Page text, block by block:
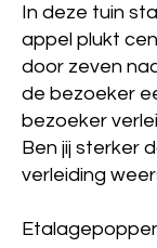
In deze tuin
appel plukt
door zeven
de bezoeker
bezoeker
Ben jij sterker
verleiding